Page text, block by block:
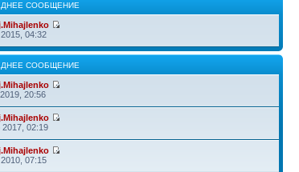
СООБЩЕНИЕ
04:32
СООБЩЕНИЕ
20:56
02:19
07:15